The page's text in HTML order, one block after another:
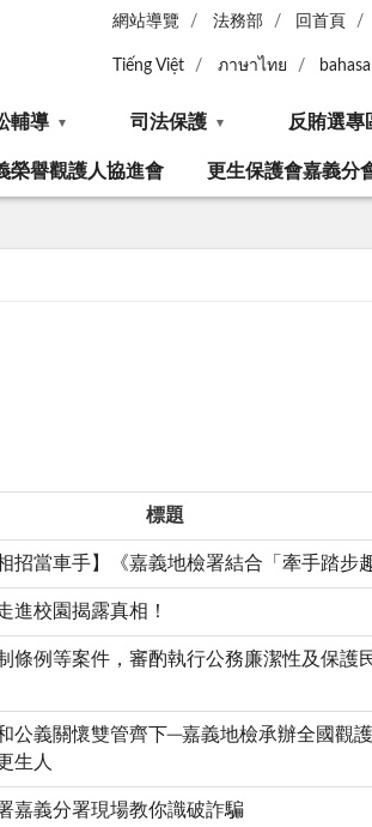
網站導覽 法務部 回首頁
Tiếng Việt ภาษาไทย
輔導 司法保護 反賄選專
榮譽觀護人協進會 更生保護會嘉義分
標題
招當車手】《嘉義地檢署結合「牽手踏
進校園揭露真相！
條例等案件，審酌執行公務廉潔性及保護
公義關懷雙管齊下─嘉義地檢承辦全國觀
生人
嘉義分署現場教你識破詐騙